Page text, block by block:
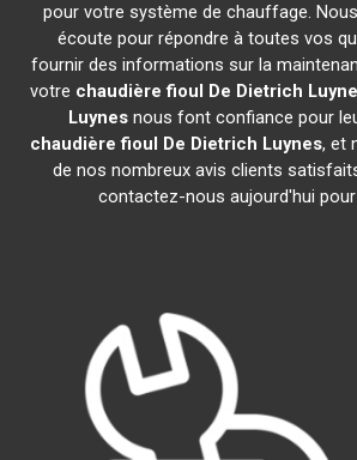
pour votre système de chauffage.
écoute pour répondre à toutes vos
fournir des informations sur la
votre chaudière fioul De Dietrich
Luynesnous font confiance pour
chaudière fioul De Dietrich Luynes, et
de nos nombreux avis clients
contactez-nous aujourd'hui